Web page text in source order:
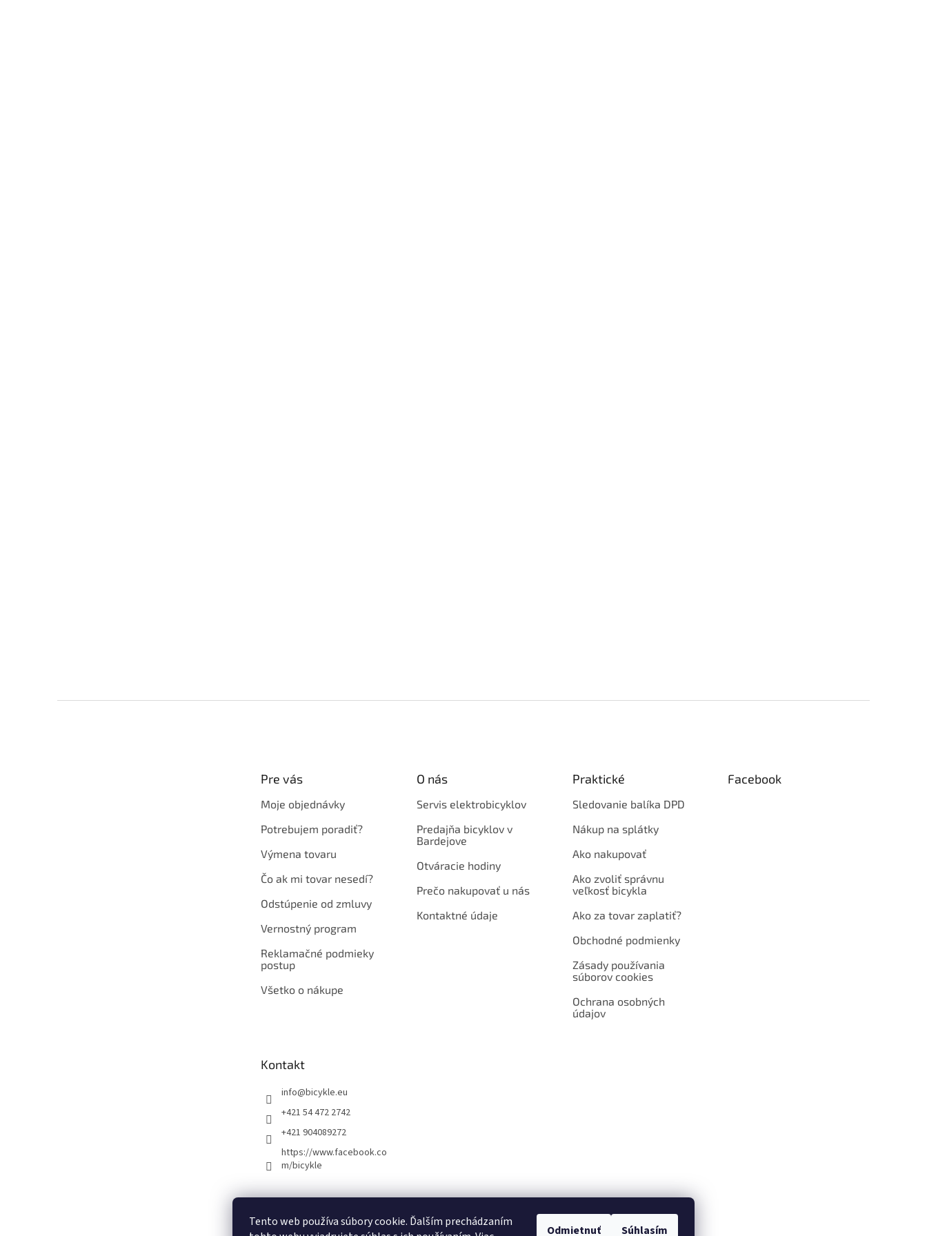
Tento web používa súbory cookie. Ďalším prechádzaním
Odmietnuť Súhlasím
Pre vás
Moje objednávky
Potrebujem poradiť?
Výmena tovaru
Čo ak mi tovar nesedí?
Odstúpenie od zmluvy
Vernostný program
Reklamačné podmieky
postup
Všetko o nákupe
O nás
Servis elektrobicyklov
Predajňa bicyklov v
Bardejove
Otváracie hodiny
Prečo nakupovať u nás
Kontaktné údaje
Praktické
Sledovanie balíka DPD
Nákup na splátky
Ako nakupovať
Ako zvoliť správnu
veľkosť bicykla
Ako za tovar zaplatiť?
Obchodné podmienky
Zásady používania
súborov cookies
Ochrana osobných
údajov
Facebook
Kontakt
info@bicykle.eu
+421 54 472 2742
+421 904089272
https://www.facebook.co
m/bicykle